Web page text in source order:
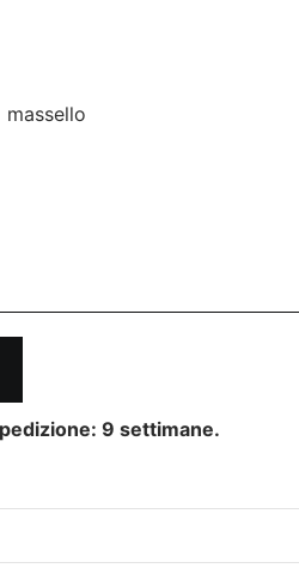
9 settimane.